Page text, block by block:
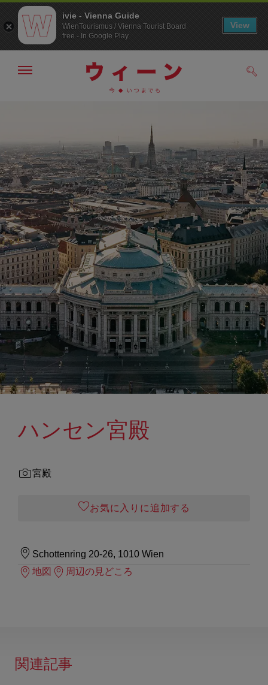
へ
ジ
の
ト
ッ
プ
へ
メ
非
表
示
ハンセン宮殿
宮殿
お気に入りに追加する
Schottenring 20-26, 1010 Wien
地図
周辺の見どころ
関連記事
ivie - Vienna Guide
WienTourismus / Vienna Tourist Board
free - In Google Play
View